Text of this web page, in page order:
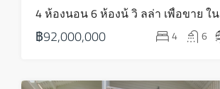
พุธ
ส.ค.
พฤหัส
฿92,000,000 4 6